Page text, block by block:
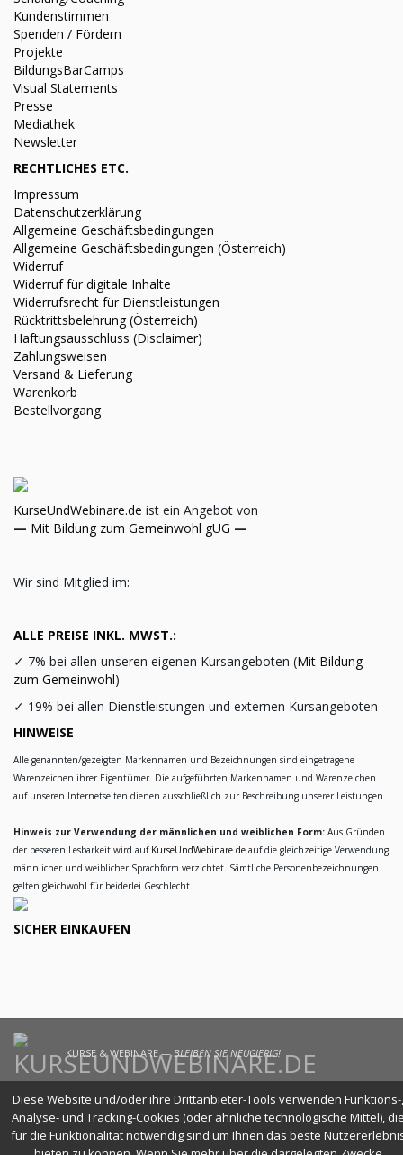
Kundenstimmen
Spenden / Fördern
Projekte
BildungsBarCamps
Visual Statements
Presse
Mediathek
Newsletter
RECHTLICHES ETC.
Impressum
Datenschutzerklärung
Allgemeine Geschäftsbedingungen
Allgemeine Geschäftsbedingungen (Österreich)
Widerruf
Widerruf für digitale Inhalte
Widerrufsrecht für Dienstleistungen
Rücktrittsbelehrung (Österreich)
Haftungsausschluss (Disclaimer)
Zahlungsweisen
Versand & Lieferung
Warenkorb
Bestellvorgang
KurseUndWebinare.de ist ein Angebot von
— Mit Bildung zum Gemeinwohl gUG —
Wir sind Mitglied im:
ALLE PREISE INKL. MWST.:
✓ 7% bei allen unseren eigenen Kursangeboten (Mit Bildung
zum Gemeinwohl)
✓ 19% bei allen Dienstleistungen und externen Kursangeboten
HINWEISE
Alle genannten/gezeigten Markennamen und Bezeichnungen sind eingetragene
Warenzeichen ihrer Eigentümer. Die aufgeführten Markennamen und Warenzeichen
auf unseren Internetseiten dienen ausschließlich zur Beschreibung unserer Leistungen.
Hinweis zur Verwendung der männlichen und weiblichen Form: Aus Gründen
der besseren Lesbarkeit wird auf KurseUndWebinare.de auf die gleichzeitige Verwendung
männlicher und weiblicher Sprachform verzichtet. Sämtliche Personenbezeichnungen
gelten gleichwohl für beiderlei Geschlecht.
SICHER EINKAUFEN
KURSE & WEBINARE —BLEIBEN SIE NEUGIERIG!
Diese Website und/oder ihre Drittanbieter-Tools verwenden Funktions-,
Analyse- und Tracking-Cookies (oder ähnliche technologische Mittel),
für die Funktionalität notwendig sind um Ihnen das beste